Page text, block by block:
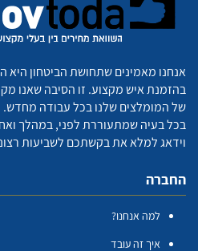
אנחנו מאמינים שתחושת הביטחון היא
בהזמנת איש מקצוע. זו הסיבה שאנו
של המומלצים שלנו בכל עבודה מחדש.
בכל בעיה שמתעוררת לפני, במהלך
וידאג למלא את בקשתכם לשביעות
החברה
למה אנחנו?
איך זה עובד